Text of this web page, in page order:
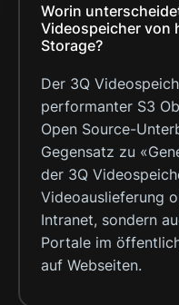
Worin
Videospeicher von
Storage?
Der 3Q
performanter S3
Open Source-
Gegensatz zu
der 3Q
Videoauslieferung
Intranet, sondern
Portale im
auf Webseiten.